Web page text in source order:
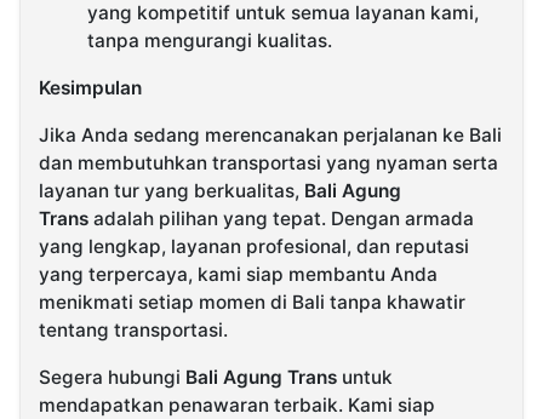
yang kompetitif untuk semua layanan kami,
tanpa mengurangi kualitas.
Kesimpulan
Jika Anda sedang merencanakan perjalanan ke Bali
dan membutuhkan transportasi yang nyaman serta
layanan tur yang berkualitas, Bali Agung
Trans adalah pilihan yang tepat. Dengan armada
yang lengkap, layanan profesional, dan reputasi
yang terpercaya, kami siap membantu Anda
menikmati setiap momen di Bali tanpa khawatir
tentang transportasi.
Segera hubungi Bali Agung Trans untuk
mendapatkan penawaran terbaik. Kami siap